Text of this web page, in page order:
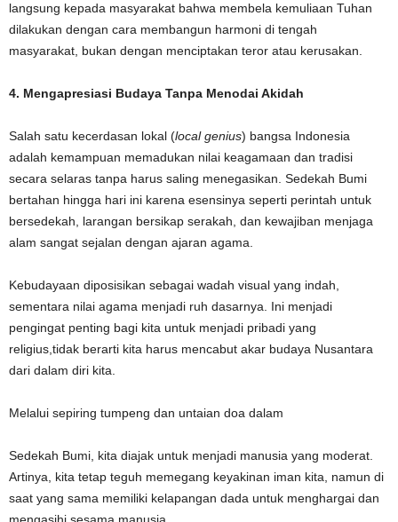
langsung kepada masyarakat bahwa membela kemuliaan Tuhan
dilakukan dengan cara membangun harmoni di tengah
masyarakat, bukan dengan menciptakan teror atau kerusakan.
4. Mengapresiasi Budaya Tanpa Menodai Akidah
Salah satu kecerdasan lokal (local genius) bangsa Indonesia
adalah kemampuan memadukan nilai keagamaan dan tradisi
secara selaras tanpa harus saling menegasikan. Sedekah Bumi
bertahan hingga hari ini karena esensinya seperti perintah untuk
bersedekah, larangan bersikap serakah, dan kewajiban menjaga
alam sangat sejalan dengan ajaran agama.
Kebudayaan diposisikan sebagai wadah visual yang indah,
sementara nilai agama menjadi ruh dasarnya. Ini menjadi
pengingat penting bagi kita untuk menjadi pribadi yang
religius,tidak berarti kita harus mencabut akar budaya Nusantara
dari dalam diri kita.
Melalui sepiring tumpeng dan untaian doa dalam
Sedekah Bumi, kita diajak untuk menjadi manusia yang moderat.
Artinya, kita tetap teguh memegang keyakinan iman kita, namun di
saat yang sama memiliki kelapangan dada untuk menghargai dan